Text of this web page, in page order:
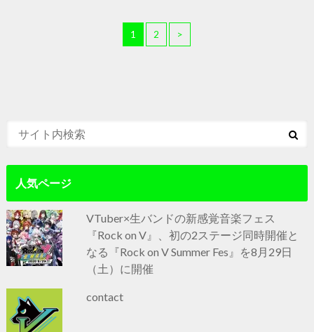
1 2 >
人気ページ
VTuber×生バンドの新感覚音楽フェス
『Rock on V』、初の2ステージ同時開催と
なる『Rock on V Summer Fes』を8月29日
（土）に開催
contact